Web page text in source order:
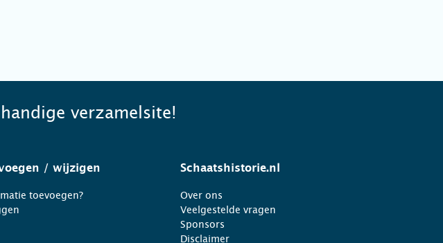
verzamelsite!
/ wijzigen
toevoegen?
Schaatshistorie.nl
Over ons
Veelgestelde vragen
Sponsors
Disclaimer